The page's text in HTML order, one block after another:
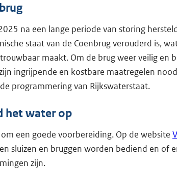
na een lange periode van storing
staat van de Coenbrug verouderd is,
maakt. Om de brug weer veilig en
ingrijpende en kostbare maatregelen
programmering van Rijkswaterstaat.
het water op
een goede voorbereiding. Op de website
sluizen en bruggen worden bediend en of
zijn.